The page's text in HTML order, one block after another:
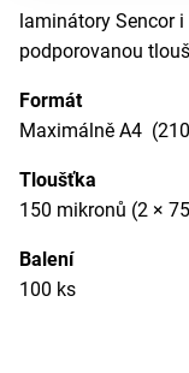
laminátory Sencor
podporovanou
Formát
Maximálně A4
Tloušťka
150 mikronů (2 ×
Balení
100 ks